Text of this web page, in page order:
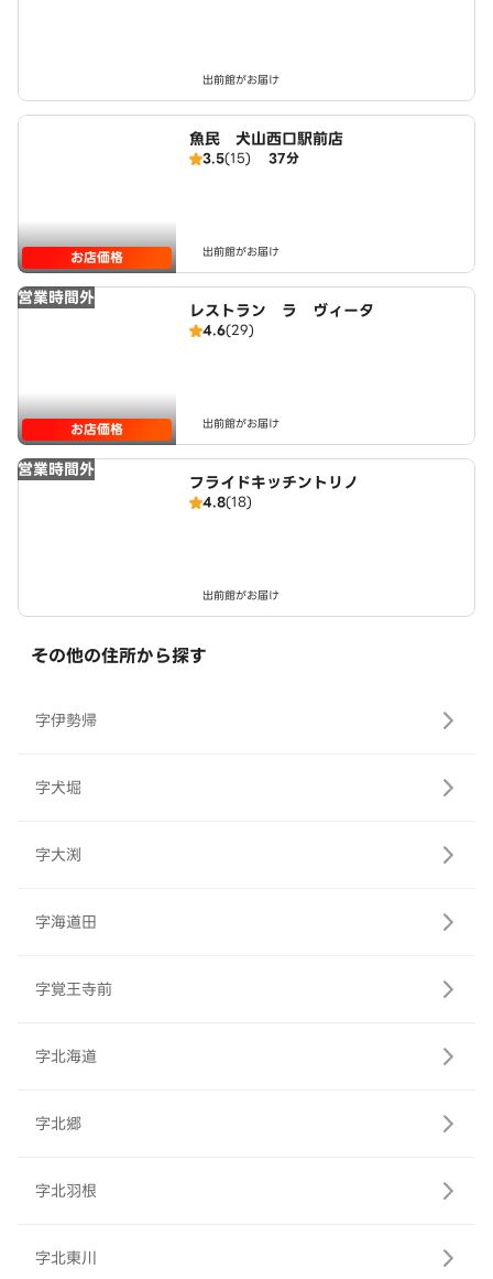
出前館がお届け
お店価格
魚民 犬山西口駅前店
3.5(15) 37分
出前館がお届け
営業時間外
お店価格
レストラン ラ ヴィータ
4.6(29)
出前館がお届け
営業時間外
フライドキッチントリノ
4.8(18)
出前館がお届け
その他の住所から探す
字伊勢帰
字犬堀
字大渕
字海道田
字覚王寺前
字北海道
字北郷
字北羽根
字北東川